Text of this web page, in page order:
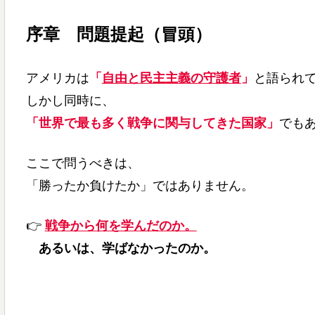
序章 問題提起（冒頭）
アメリカは 「 自由と民主主義の守護者」
と語られ
しかし同時に、
「世界で最も多く戦争に関与してきた国家」 でも
ここで問うべきは、
「勝ったか負けたか」ではありません。
👉 戦争から何を学んだのか。
あるいは、学ばなかったのか。